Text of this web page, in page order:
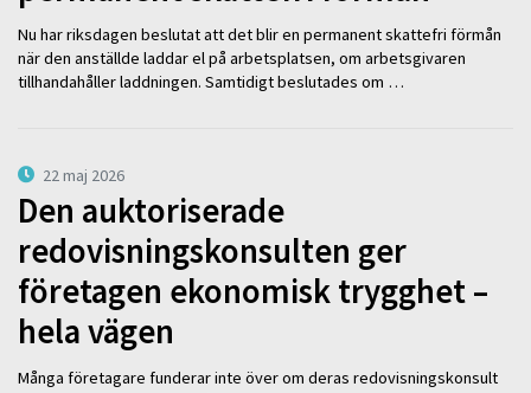
Nu har riksdagen beslutat att det blir en permanent skattefri förmån
när den anställde laddar el på arbetsplatsen, om arbetsgivaren
tillhandahåller laddningen. Samtidigt beslutades om …
22 maj 2026
Den auktoriserade
redovisningskonsulten ger
företagen ekonomisk trygghet –
hela vägen
Många företagare funderar inte över om deras redovisningskonsult